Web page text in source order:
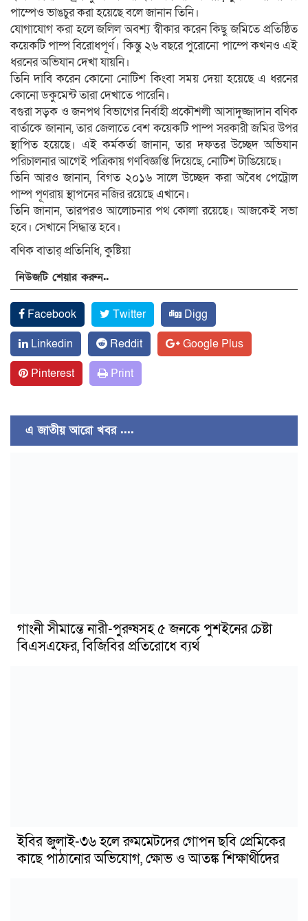
পাম্পেও ভাঙচুর করা হয়েছে বলে জানান তিনি।
যোগাযোগ করা হলে জলিল অবশ্য স্বীকার করেন কিছু জমিতে প্রতিষ্ঠিত
কয়েকটি পাম্প বিরোধপূর্ণ। কিন্তু ২৬ বছরে পুরোনো পাম্পে কখনও এই
ধরনের অভিযান দেখা যায়নি।
তিনি দাবি করেন কোনো নোটিশ কিংবা সময় দেয়া হয়েছে এ ধরনের
কোনো ডকুমেন্ট তারা দেখাতে পারেনি।
বগুরা সড়ক ও জনপথ বিভাগের নির্বাহী প্রকৌশলী আসাদুজ্জাদান বণিক
বার্তাকে জানান, তার জেলাতে বেশ কয়েকটি পাম্প সরকারী জমির উপর
স্থাপিত হয়েছে। এই কর্মকর্তা জানান, তার দফতর উচ্ছেদ অভিযান
পরিচালনার আগেই পত্রিকায় গণবিজ্ঞপ্তি দিয়েছে, নোটিশ টাঙিয়েছে।
তিনি আরও জানান, বিগত ২০১৬ সালে উচ্ছেদ করা অবৈধ পেট্রোল
পাম্প পূণরায় স্থাপনের নজির রয়েছে এখানে।
তিনি জানান, তারপরও আলোচনার পথ কোলা রয়েছে। আজকেই সভা
হবে। সেখানে সিদ্ধান্ত হবে।
বণিক বাতার্ প্রতিনিধি, কুষ্টিয়া
নিউজটি শেয়ার করুন..
Facebook Twitter
Digg
Linkedin
Reddit
Google Plus
Pinterest
Print
এ জাতীয় আরো খবর ....
গাংনী সীমান্তে নারী-পুরুষসহ ৫ জনকে পুশইনের চেষ্টা
বিএসএফের, বিজিবির প্রতিরোধে ব্যর্থ
ইবির জুলাই-৩৬ হলে রুমমেটদের গোপন ছবি প্রেমিকের
কাছে পাঠানোর অভিযোগ, ক্ষোভ ও আতঙ্ক শিক্ষার্থীদের